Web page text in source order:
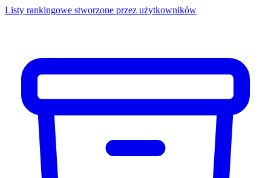
Listy rankingowe stworzone przez użytkowników